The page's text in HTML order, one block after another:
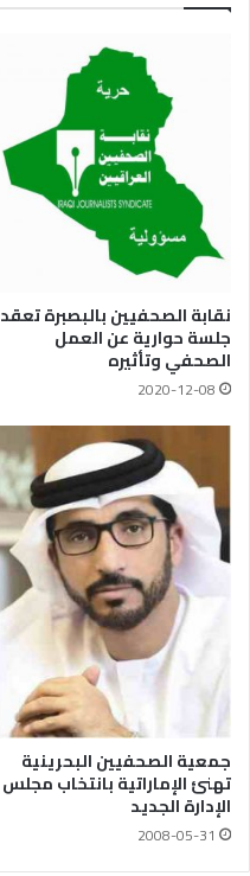
نقابة الصحفيين بالبصبرة تعقد
جلسة حوارية عن العمل
الصحفي وتأثيره
2020-12-08
جمعية الصحفيين البحرينية
تهنئ الإماراتية بانتخاب مجلس
الإدارة الجديد
2008-05-31